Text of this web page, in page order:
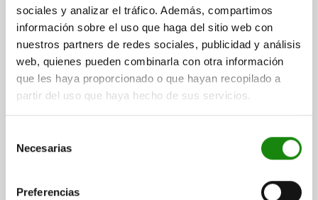
sociales y analizar el tráfico. Además, compartimos
información sobre el uso que haga del sitio web con
nuestros partners de redes sociales, publicidad y análisis
web, quienes pueden combinarla con otra información
que les haya proporcionado o que hayan recopilado a
partir del uso que haya hecho de sus servicios.
Necesarias
Preferencias
ACABADO NATURAL
DIÁMETRO DEL PERNO=10
MATERIAL DEL CUERPO DE BASE=ACERO INOXIDABLE
ROSCA=M20X1,5 LONGITUD=61 FORMA=A
LLAVE DEL ACERO=1.4305
SUPERFICIE COMPONENTE=ACABADO NATURAL
SUPERFICIE CUERPO DE BASE=NO ENDURECIDO
D2=33 L1=15
L2=12 CARRERA S=10 SW1=22 F X 30°=2,8
FUERZA DEL MUELLE FINAL F2 APROX. N=32